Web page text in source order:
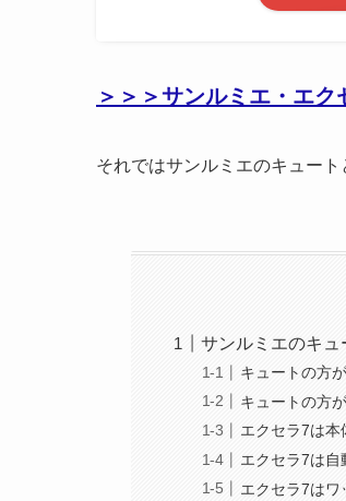
＞＞＞サンルミエ・エ
それではサンルミエのキュー
サンルミエのキュ
キュートの方
キュートの方
エクセラ7は本
エクセラ7は自
エクセラ7はワ